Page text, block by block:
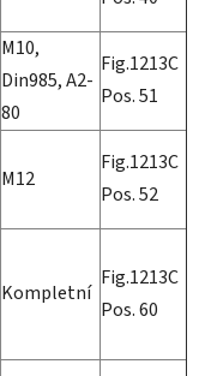
M10,
Din985, A2-
80
Fig.1213C
Pos. 51
M12
Fig.1213C
Pos. 52
Kompletní
Fig.1213C
Pos. 60